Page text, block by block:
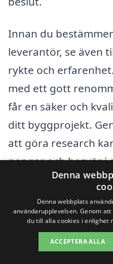
Innan du
leverantör, se även
rykte och
med ett gott
får en säker och
ditt byggprojekt.
att göra research
pengar och besvär i
Få 3
förpliktelser
Denna
Denna webbplats
användarupplevelsen. Genom
du till alla cookies i enlighet
ACCEPTERA ALLA